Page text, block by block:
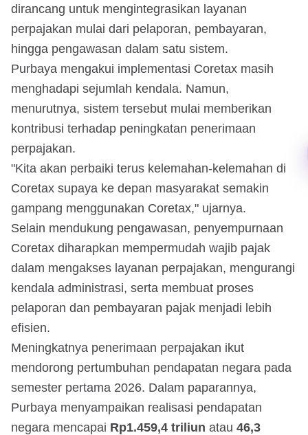
dirancang untuk mengintegrasikan layanan
perpajakan mulai dari pelaporan, pembayaran,
hingga pengawasan dalam satu sistem.
Purbaya mengakui implementasi Coretax masih
menghadapi sejumlah kendala. Namun,
menurutnya, sistem tersebut mulai memberikan
kontribusi terhadap peningkatan penerimaan
perpajakan.
"Kita akan perbaiki terus kelemahan-kelemahan di
Coretax supaya ke depan masyarakat semakin
gampang menggunakan Coretax," ujarnya.
Selain mendukung pengawasan, penyempurnaan
Coretax diharapkan mempermudah wajib pajak
dalam mengakses layanan perpajakan, mengurangi
kendala administrasi, serta membuat proses
pelaporan dan pembayaran pajak menjadi lebih
efisien.
Meningkatnya penerimaan perpajakan ikut
mendorong pertumbuhan pendapatan negara pada
semester pertama 2026. Dalam paparannya,
Purbaya menyampaikan realisasi pendapatan
negara mencapai Rp1.459,4 triliun atau 46,3